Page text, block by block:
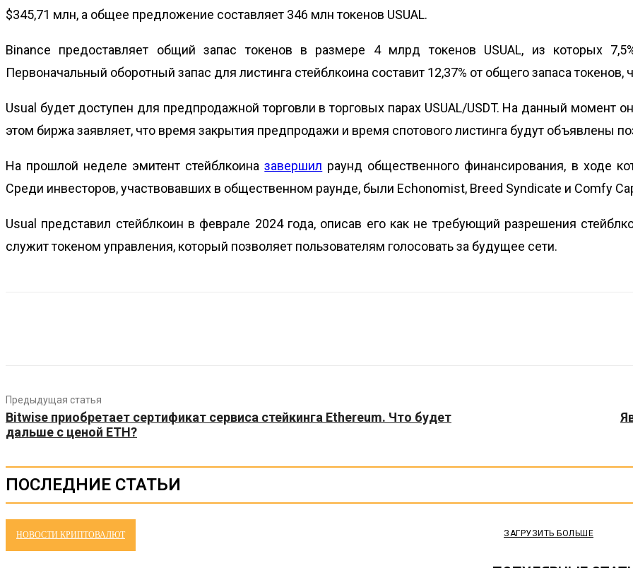
$345,71 млн, а общее предложение составляет 346 млн токенов USUAL.
Binance предоставляет общий запас токенов в размере 4 млрд токенов USUAL, из которых
Первоначальный оборотный запас для листинга стейблкоина составит 12,37% от общего запаса токенов,
Usual будет доступен для предпродажной торговли в торговых парах USUAL/USDT. На данный момент
этом биржа заявляет, что время закрытия предпродажи и время спотового листинга будут объявлены
На прошлой неделе эмитент стейблкоиназавершил раунд общественного финансирования, в ходе
Среди инвесторов, участвовавших в общественном раунде, были Echonomist, Breed Syndicate и Comfy
Usual представил стейблкоин в феврале 2024 года, описав его как не требующий разрешения
служит токеном управления, который позволяет пользователям голосовать за будущее сети.
Предыдущая статья
Bitwise приобретает сертификат сервиса стейкинга Ethereum. Что будет
дальше с ценой ETH?
ПОСЛЕДНИЕ СТАТЬИ
НОВОСТИ КРИПТОВАЛЮТ ЗАГРУЗИТЬ БОЛЬШЕ